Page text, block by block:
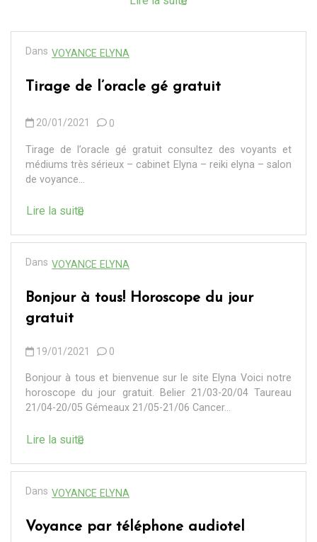
Dans VOYANCE ELYNA
Tirage de l’oracle gé gratuit
20/01/2021 0
Tirage de l’oracle gé gratuit consultez des voyants et
médiums très sérieux – cabinet Elyna – reiki elyna – salon
de voyance...
Lire la suite
Dans VOYANCE ELYNA
Bonjour à tous! Horoscope du jour
gratuit
19/01/2021 0
Bonjour à tous et bienvenue sur le site Elyna Voici notre
horoscope du jour gratuit. Belier 21/03-20/04 Taureau
21/04-20/05 Gémeaux 21/05-21/06 Cancer...
Lire la suite
Dans VOYANCE ELYNA
Voyance par téléphone audiotel